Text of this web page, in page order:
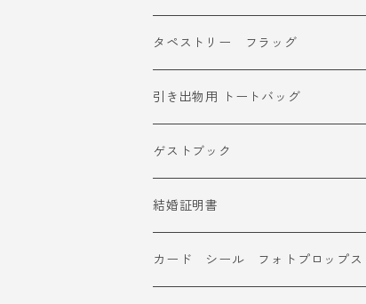
タペストリー フラッグ
引き出物用 トートバッグ
ゲストブック
結婚証明書
カード シール フォトプロップス